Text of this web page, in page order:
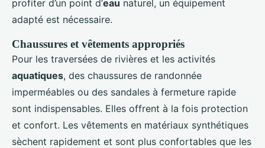
profiter d’un point d’eau naturel, un équipement
adapté est nécessaire.
Chaussures et vêtements appropriés
Pour les traversées de rivières et les activités
aquatiques, des chaussures de randonnée
imperméables ou des sandales à fermeture rapide
sont indispensables. Elles offrent à la fois protection
et confort. Les vêtements en matériaux synthétiques
sèchent rapidement et sont plus confortables que les